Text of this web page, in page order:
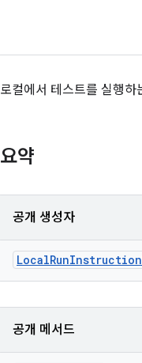
로컬에서 테스트를 실행
요약
공개 생성자
LocalRunInstruction
공개 메서드